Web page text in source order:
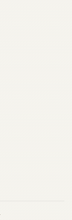
ッドフィニッシュ
WOOD
らせ